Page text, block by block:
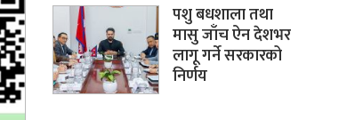
पशु बधशाला तथा
मासु जाँच ऐन देशभर
लागू गर्ने सरकारको
निर्णय